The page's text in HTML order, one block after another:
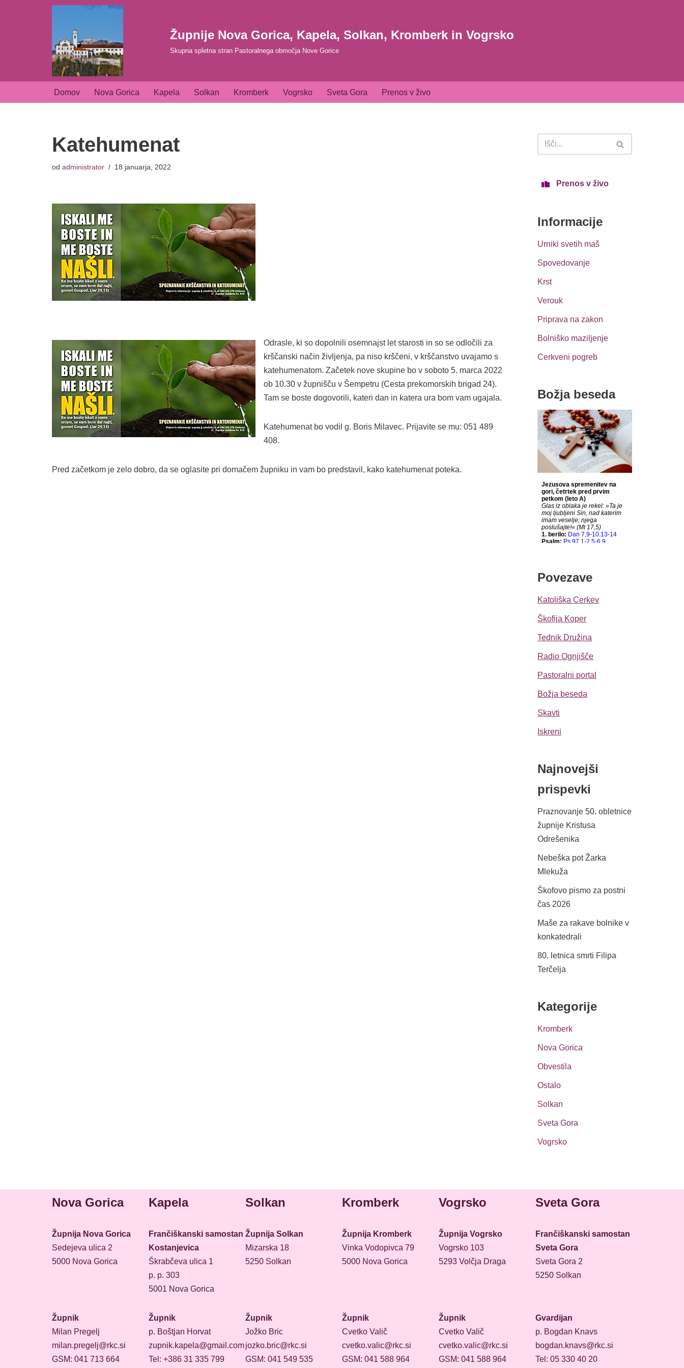
Župnije Nova Gorica, Kapela, Solkan, Kromberk in Vogrsko
Skupna spletna stran Pastoralnega območja Nove Gorice
Domov Nova Gorica Kapela Solkan Kromberk Vogrsko Sveta Gora Prenos v živo
Katehumenat
od administrator 18 januarja, 2022
Odrasle, ki so dopolnili osemnajst let starosti in so se odločili za
krščanski način življenja, pa niso krščeni, v krščanstvo uvajamo s
katehumenatom. Začetek nove skupine bo v soboto 5. marca 2022
ob 10.30 v župnišču v Šempetru (Cesta prekomorskih brigad 24).
Tam se boste dogovorili, kateri dan in katera ura bom vam ugajala.
Katehumenat bo vodil g. Boris Milavec. Prijavite se mu: 051 489
408.
Pred začetkom je zelo dobro, da se oglasite pri domačem župniku in vam bo predstavil, kako katehumenat poteka.
Prenos v živo
Informacije
Urniki svetih maš
Spovedovanje
Krst
Verouk
Priprava na zakon
Bolniško maziljenje
Cerkveni pogreb
Božja beseda
Povezave
Katoliška Cerkev
Škofija Koper
Tednik Družina
Radio Ognjišče
Pastoralni portal
Božja beseda
Skavti
Iskreni
Najnovejši
prispevki
Praznovanje 50. obletnice
župnije Kristusa
Odrešenika
Nebeška pot Žarka
Mlekuža
Škofovo pismo za postni
čas 2026
Maše za rakave bolnike v
konkatedrali
80. letnica smrti Filipa
Terčelja
Kategorije
Kromberk
Nova Gorica
Obvestila
Ostalo
Solkan
Sveta Gora
Vogrsko
Nova Gorica
Župnija Nova Gorica
Sedejeva ulica 2
5000 Nova Gorica
Župnik
Milan Pregelj
milan.pregelj@rkc.si
GSM: 041 713 664
Kapela
Frančiškanski samostan
Kostanjevica
Škrabčeva ulica 1
p. p. 303
5001 Nova Gorica
Župnik
p. Boštjan Horvat
zupnik.kapela@gmail.com
Tel: +386 31 335 799
Solkan
Župnija Solkan
Mizarska 18
5250 Solkan
Župnik
Jožko Bric
jozko.bric@rkc.si
GSM: 041 549 535
Kromberk
Župnija Kromberk
Vinka Vodopivca 79
5000 Nova Gorica
Župnik
Cvetko Valič
cvetko.valic@rkc.si
GSM: 041 588 964
Vogrsko
Župnija Vogrsko
Vogrsko 103
5293 Volčja Draga
Župnik
Cvetko Valič
cvetko.valic@rkc.si
GSM: 041 588 964
Sveta Gora
Frančiškanski samostan
Sveta Gora
Sveta Gora 2
5250 Solkan
Gvardijan
p. Bogdan Knavs
bogdan.knavs@rkc.si
Tel: 05 330 40 20